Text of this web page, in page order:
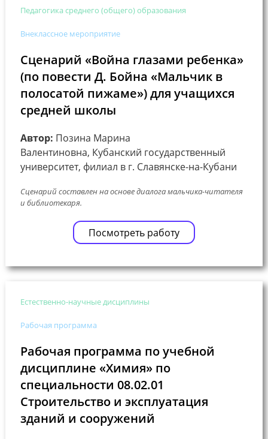
Педагогика среднего (общего) образования
Внеклассное мероприятие
Сценарий «Война глазами ребенка»
(по повести Д. Бойна «Мальчик в
полосатой пижаме») для учащихся
средней школы
Автор: Позина Марина
Валентиновна, Кубанский государственный
университет, филиал в г. Славянске-на-Кубани
Сценарий составлен на основе диалога мальчика-читателя
и библиотекаря.
Посмотреть работу
Естественно-научные дисциплины
Рабочая программа
Рабочая программа по учебной
дисциплине «Химия» по
специальности 08.02.01
Строительство и эксплуатация
зданий и сооружений